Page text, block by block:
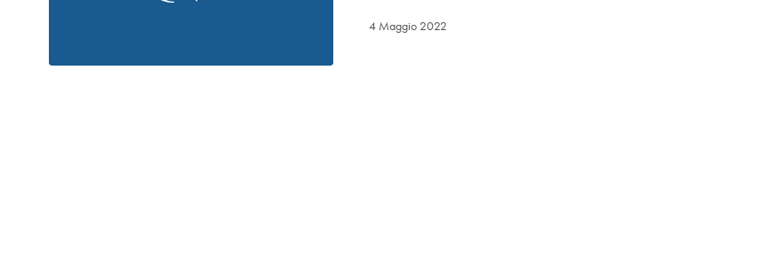
4 Maggio 2022